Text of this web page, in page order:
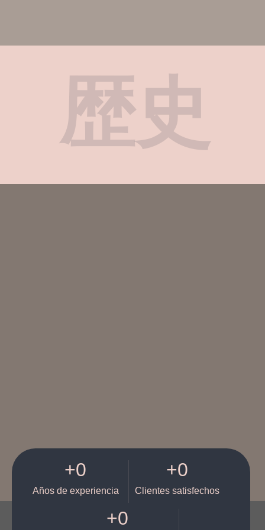
歴史
Años de experiencia
+0
Clientes satisfechos
+0
+0